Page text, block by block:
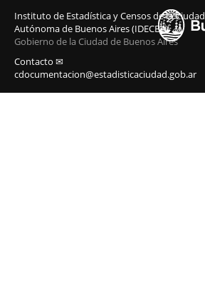
Instituto de Estadística y Censos de la Ciudad
Autónoma de Buenos Aires (IDECBA)
Gobierno de la Ciudad de Buenos Aires
Contacto ✉
cdocumentacion@estadisticaciudad.gob.ar